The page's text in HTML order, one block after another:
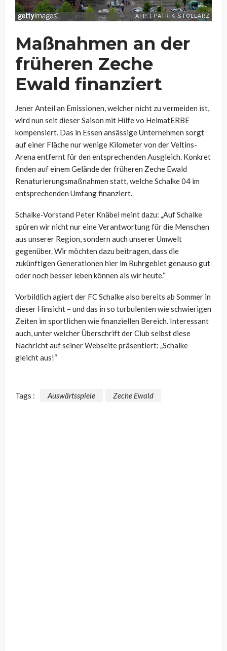
Maßnahmen an der
früheren Zeche
Ewald finanziert
Jener Anteil an Emissionen, welcher nicht zu vermeiden ist,
wird nun seit dieser Saison mit Hilfe vo HeimatERBE
kompensiert. Das in Essen ansässige Unternehmen sorgt
auf einer Fläche nur wenige Kilometer von der Veltins-
Arena entfernt für den entsprechenden Ausgleich. Konkret
finden auf einem Gelände der früheren Zeche Ewald
Renaturierungsmaßnahmen statt, welche Schalke 04 im
entsprechenden Umfang finanziert.
Schalke-Vorstand Peter Knäbel meint dazu: „Auf Schalke
spüren wir nicht nur eine Verantwortung für die Menschen
aus unserer Region, sondern auch unserer Umwelt
gegenüber. Wir möchten dazu beitragen, dass die
zukünftigen Generationen hier im Ruhrgebiet genauso gut
oder noch besser leben können als wir heute.“
Vorbildlich agiert der FC Schalke also bereits ab Sommer in
dieser Hinsicht – und das in so turbulenten wie schwierigen
Zeiten im sportlichen wie finanziellen Bereich. Interessant
auch, unter welcher Überschrift der Club selbst diese
Nachricht auf seiner Webseite präsentiert: „Schalke
gleicht aus!“
Tags : Auswärtsspiele Zeche Ewald